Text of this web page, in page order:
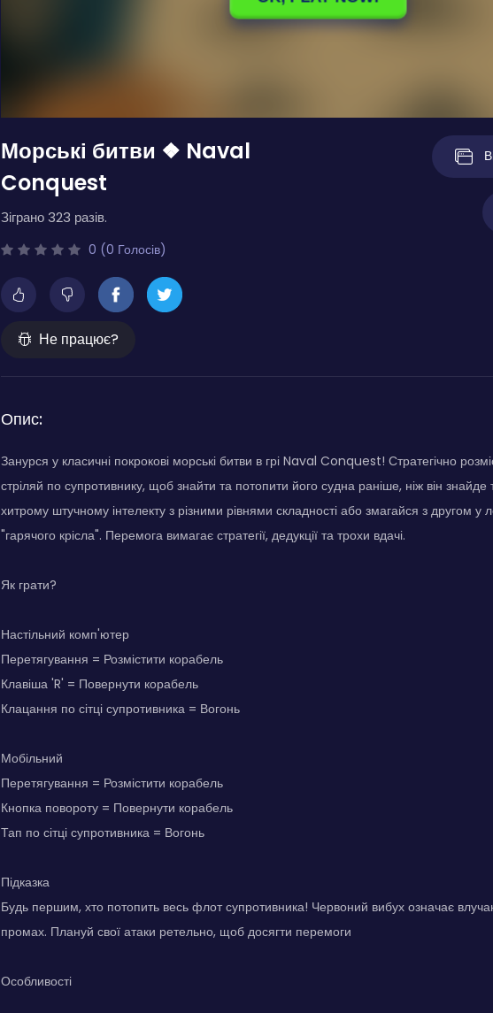
Морські битви ❖ Naval
Conquest
Зіграно 323 разів.
0 (0 Голосів)
Не працює?
Опис:
Занурся у класичні покрокові морські битви в грі Naval Conquest! Стратегічно
стріляй по супротивнику, щоб знайти та потопити його судна раніше, ніж він знайде
хитрому штучному інтелекту з різними рівнями складності або змагайся з другом у
"гарячого крісла". Перемога вимагає стратегії, дедукції та трохи вдачі.
Як грати?
Настільний комп'ютер
Перетягування = Розмістити корабель
Клавіша 'R' = Повернути корабель
Клацання по сітці супротивника = Вогонь
Мобільний
Перетягування = Розмістити корабель
Кнопка повороту = Повернути корабель
Тап по сітці супротивника = Вогонь
Підказка
Будь першим, хто потопить весь флот супротивника! Червоний вибух означає
промах. Плануй свої атаки ретельно, щоб досягти перемоги
Особливості